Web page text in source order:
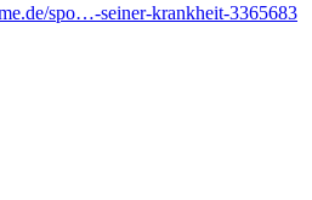
spo…-seiner-krankheit-3365683